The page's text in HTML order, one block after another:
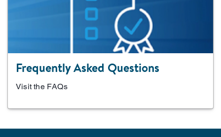
Frequently Asked Questions
Visit the FAQs